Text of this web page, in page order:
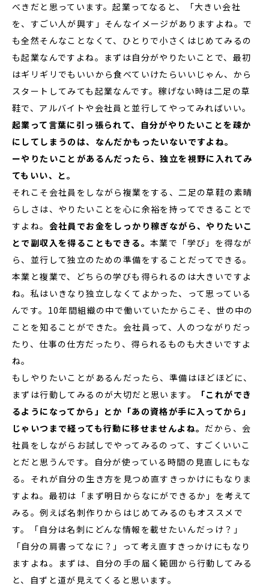
べきだと思っています。起業ってなると、「大きい会社
を、すごい人が興す」そんなイメージがありますよね。で
も全然そんなことなくて、ひとりで小さくはじめてみるの
も起業なんですよね。まずは自分がやりたいことで、最初
はギリギリでもいいから食べていけたらいいじゃん、から
スタートしてみても起業なんです。稼げない時は二足の草
鞋で、アルバイトや会社員と並行してやってみればいい。
起業って言葉に引っ張られて、自分がやりたいことを疎か
にしてしまうのは、なんだかもったいないですよね。
ーやりたいことがあるんだったら、独立を視野に入れてみ
てもいい、と。
それこそ会社員をしながら複業をする、二足の草鞋の素晴
らしさは、やりたいことを心に余裕を持ってできることで
すよね。 会社員でお金をしっかり稼ぎながら、やりたいこ
とで副収入を得ることもできる。 本業で「学び」を得なが
ら、並行して独立のための準備をすることだってできる。
本業と複業で、どちらの学びも得られるのは大きいですよ
ね。私はいきなり独立しなくてよかった、って思っている
んです。10年間組織の中で働いていたからこそ、世の中の
ことを知ることができた。会社員って、人のつながりだっ
たり、仕事の仕方だったり、得られるものも大きいですよ
ね。
もしやりたいことがあるんだったら、準備はほどほどに、
まずは行動してみるのが大切だと思います。
「これができ
るようになってから」とか「あの資格が手に入ってから」
じゃいつまで経っても行動に移せませんよね。 だから、会
社員をしながらお試しでやってみるのって、すごくいいこ
とだと思うんです。自分が使っている時間の見直しにもな
る。それが自分の生き方を見つめ直すきっかけにもなりま
すよね。最初は「まず明日からなにができるか」を考えて
みる。例えば名刺作りからはじめてみるのもオススメで
す。「自分は名刺にどんな情報を載せたいんだっけ？」
「自分の肩書ってなに？」って考え直すきっかけにもなり
ますよね。まずは、自分の手の届く範囲から行動してみる
と、自ずと道が見えてくると思います。